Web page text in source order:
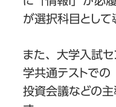
が選択科目として
また、大学入試
学共通テストで
投資会議などの